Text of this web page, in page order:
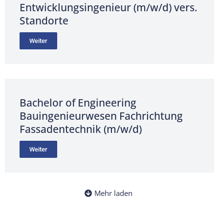
Entwicklungsingenieur (m/w/d) vers.
Standorte
Weiter
Bachelor of Engineering
Bauingenieurwesen Fachrichtung
Fassadentechnik (m/w/d)
Weiter
Mehr laden